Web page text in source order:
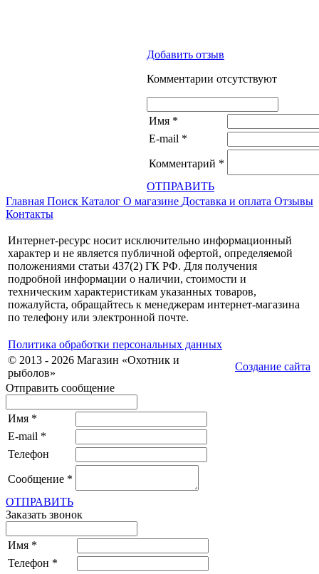
Добавить отзыв
Комментарии отсутствуют
Имя *
E-mail *
Комментарий *
ОТПРАВИТЬ
Главная Поиск Каталог О магазине Доставка и оплата Отзывы
Контакты
Интернет-ресурс носит исключительно информационный
характер и не является публичной офертой, определяемой
положениями статьи 437(2) ГК РФ. Для получения
подробной информации о наличии, стоимости и
техническим характеристикам указанных товаров,
пожалуйста, обращайтесь к менеджерам интернет-магазина
по телефону или электронной почте.
Политика обработки персональных данных
© 2013 - 2026 Магазин «Охотник и
рыболов»
Создание сайта
Отправить сообщение
Имя *
E-mail *
Телефон
Сообщение *
ОТПРАВИТЬ
Заказать звонок
Имя *
Телефон *